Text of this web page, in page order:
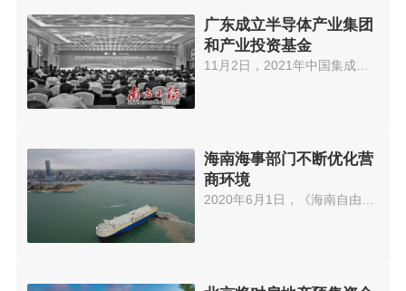
广东成立半导体产业集团
和产业投资基金
11月2日，2021年中国集成电路制...
海南海事部门不断优化营
商环境
2020年6月1日，《海南自由贸易港...